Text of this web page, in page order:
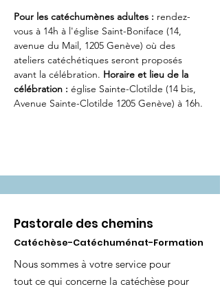
Pour les catéchumènes adultes : rendez-
vous à 14h à l'église Saint-Boniface (14,
avenue du Mail, 1205 Genève) où des
ateliers catéchétiques seront proposés
avant la célébration. Horaire et lieu de la
célébration : église Sainte-Clotilde (14 bis,
Avenue Sainte-Clotilde 1205 Genève) à 16h.
Pastorale des chemins
Catéchèse-Catéchuménat-Formation
Nous sommes à votre service pour
tout ce qui concerne la catéchèse pour